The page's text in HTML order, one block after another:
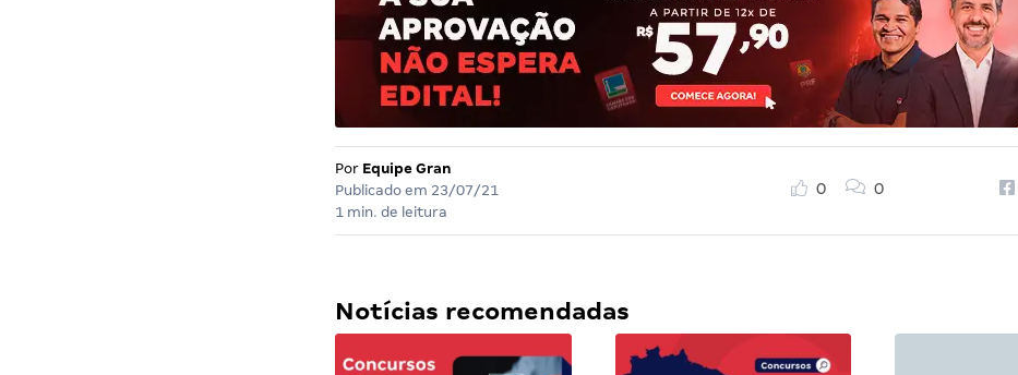
Por Equipe Gran
Publicado em 23/07/21
1 min. de leitura
0 0
Notícias recomendadas